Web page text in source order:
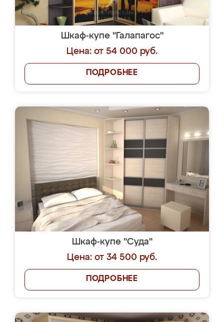
Шкаф-купе "Галапагос"
Цена: от 54 000 руб.
ПОДРОБНЕЕ
Шкаф-купе "Суда"
Цена: от 34 500 руб.
ПОДРОБНЕЕ